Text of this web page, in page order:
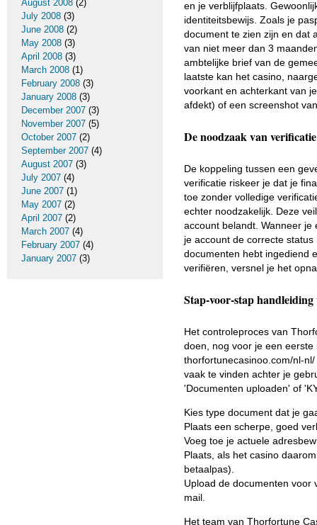
en je verblijfplaats.
identiteitsbewijs. Zoals je
document te zien zijn en dat
van niet meer dan 3
ambtelijke brief van de
laatste kan het casino,
voorkant en achterkant van
afdekt) of een screenshot
De noodzaak van
De koppeling tussen een
verificatie riskeer je dat je
toe zonder volledige
echter noodzakelijk. Deze
account belandt. Wanneer
je account de correcte
documenten hebt ingediend
verifiëren, versnel je het
Stap-voor-stap
Het controleproces van
doen, nog voor je een
thorfortunecasinoo.com/nl-
vaak te vinden achter je
'Documenten uploaden' of
Kies type document dat je
Plaats een scherpe, goed
Voeg toe je actuele
Plaats, als het casino
betaalpas).
Upload de documenten voor
mail.
Het team van Thorfortune
August 2008 (2)
July 2008 (3)
June 2008 (2)
May 2008 (3)
April 2008 (3)
March 2008 (1)
February 2008 (3)
January 2008 (3)
December 2007 (3)
November 2007 (5)
October 2007 (2)
September 2007 (4)
August 2007 (3)
July 2007 (4)
June 2007 (1)
May 2007 (2)
April 2007 (2)
March 2007 (4)
February 2007 (4)
January 2007 (3)